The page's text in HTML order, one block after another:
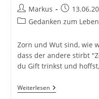
Beitrags-
Autor:
Markus
Beitrag
Beitrags-
Gedanken zum Leben
Zorn und Wut sind, wie
dass der andere stirbt
du Gift trinkst und
WeiterlesenZorn
Und